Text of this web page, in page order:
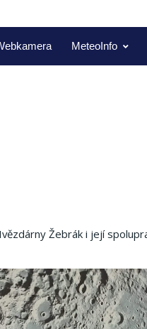
MeteoInfo
Žebrák i její